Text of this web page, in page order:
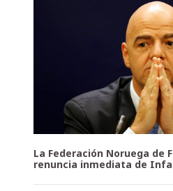
La Federación Noruega de
renuncia inmediata de